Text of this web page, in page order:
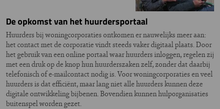
De opkomst van het huurdersportaal
Huurders bij woningcorporaties ontkomen er nauwelijks meer aan:
het contact met de corporatie vindt steeds vaker digitaal plaats. Door
het gebruik van een online portaal waar huurders inloggen, regelen zij
met een druk op de knop hun huurderszaken zelf, zonder dat daarbij
telefonisch of e-mailcontact nodig is. Voor woningcorporaties en veel
huurders is dat efficiënt, maar lang niet alle huurders kunnen deze
digitale ontwikkeling bijbenen. Bovendien kunnen hulporganisaties
buitenspel worden gezet.